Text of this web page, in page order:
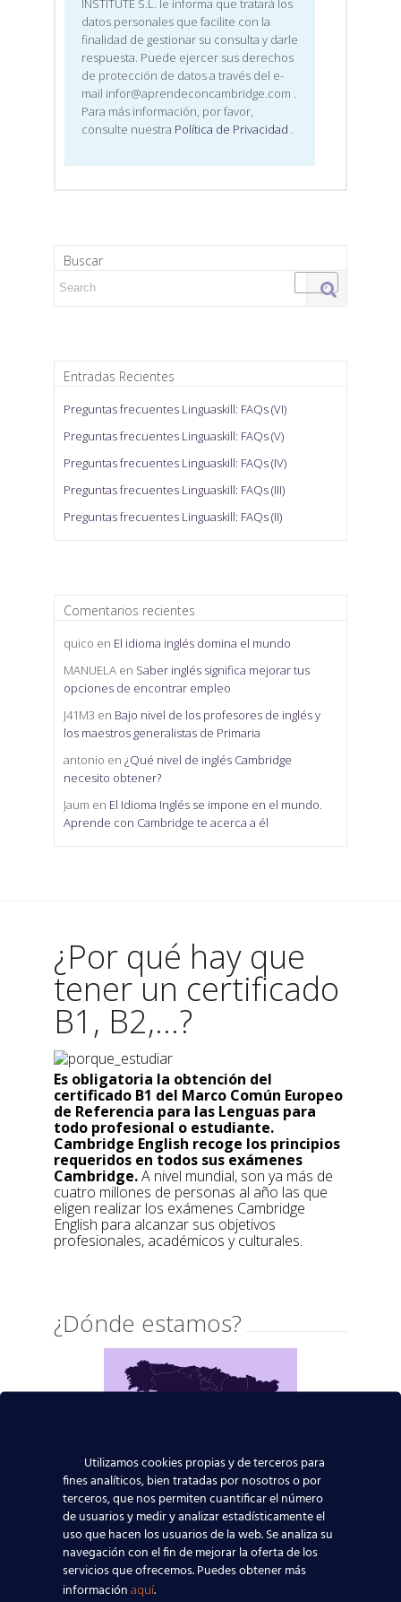
INSTITUTE S.L. le informa que tratará los
datos personales que facilite con la
finalidad de gestionar su consulta y darle
respuesta. Puede ejercer sus derechos
de protección de datos a través del e-
mail infor@aprendeconcambridge.com .
Para más información, por favor,
consulte nuestra Política de Privacidad .
Buscar
Entradas Recientes
Preguntas frecuentes Linguaskill: FAQs (VI)
Preguntas frecuentes Linguaskill: FAQs (V)
Preguntas frecuentes Linguaskill: FAQs (IV)
Preguntas frecuentes Linguaskill: FAQs (III)
Preguntas frecuentes Linguaskill: FAQs (II)
Comentarios recientes
quico en El idioma inglés domina el mundo
MANUELA en Saber inglés significa mejorar tus
opciones de encontrar empleo
J41M3 en Bajo nivel de los profesores de inglés y
los maestros generalistas de Primaria
antonio en ¿Qué nivel de inglés Cambridge
necesito obtener?
Jaum en El Idioma Inglés se impone en el mundo.
Aprende con Cambridge te acerca a él
¿Por qué hay que
tener un certificado
B1, B2,...?
Es obligatoria la obtención del
certificado B1 del Marco Común Europeo
de Referencia para las Lenguas para
todo profesional o estudiante.
Cambridge English recoge los principios
requeridos en todos sus exámenes
Cambridge.A nivel mundial, son ya más de
cuatro millones de personas al año las que
eligen realizar los exámenes Cambridge
English para alcanzar sus objetivos
profesionales, académicos y culturales.
¿Dónde estamos?
Utilizamos cookies propias y de terceros para
fines analíticos, bien tratadas por nosotros o por
terceros, que nos permiten cuantificar el número
de usuarios y medir y analizar estadísticamente el
uso que hacen los usuarios de la web. Se analiza su
navegación con el fin de mejorar la oferta de los
servicios que ofrecemos. Puedes obtener más
información aquí.